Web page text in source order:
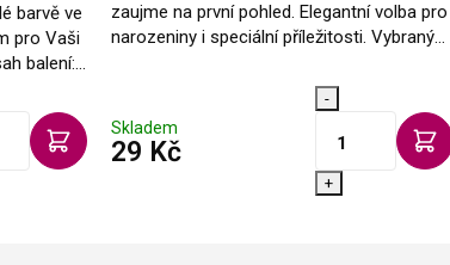
barvě ve
pro Vaši
balení:
zaujme na první pohled. Elegantní volba pro
narozeniny i speciální příležitosti. Vybraný
prodejně, nebo si můžete…
Skladem
29 Kčs DPH
-
+